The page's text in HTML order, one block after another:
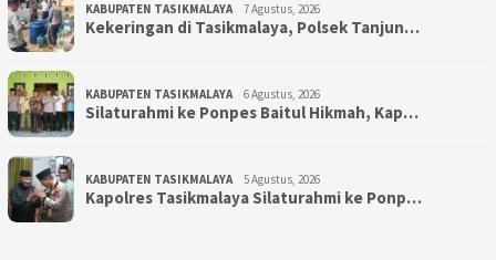
KABUPATEN TASIKMALAYA 7 Agustus, 2026
Kekeringan di Tasikmalaya, Polsek Tanjun…
KABUPATEN TASIKMALAYA 6 Agustus, 2026
Silaturahmi ke Ponpes Baitul Hikmah, Kap…
KABUPATEN TASIKMALAYA 5 Agustus, 2026
Kapolres Tasikmalaya Silaturahmi ke Ponp…